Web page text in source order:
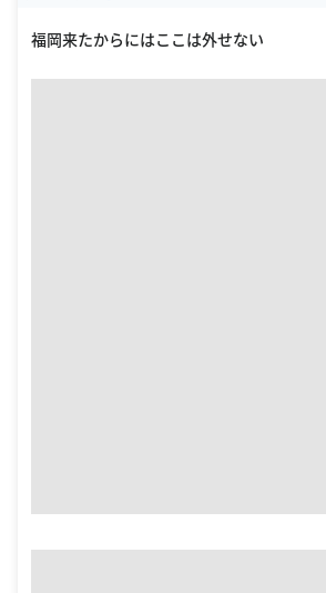
福岡来たからにはここは外せない